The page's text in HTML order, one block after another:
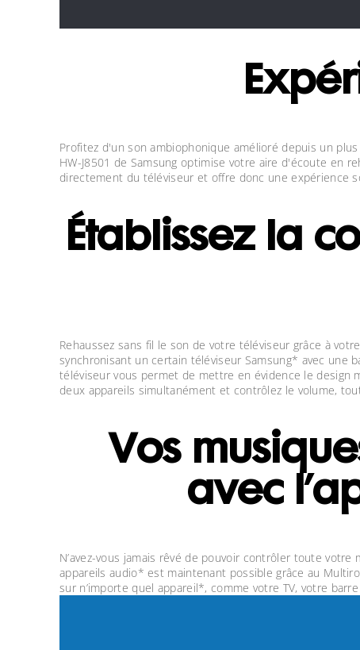
Profitez d'un son ambiophonique amélioré depuis un
HW-J8501 de Samsung optimise votre aire d'écoute en
directement du téléviseur et offre donc une expérience
Établissez la
Rehaussez sans fil le son de votre téléviseur grâce à
synchronisant un certain téléviseur Samsung* avec une
téléviseur vous permet de mettre en évidence le design
deux appareils simultanément et contrôlez le volume,
Vos
avec
N’avez-vous jamais rêvé de pouvoir contrôler toute
appareils audio* est maintenant possible grâce au
sur n’importe quel appareil*, comme votre TV, votre